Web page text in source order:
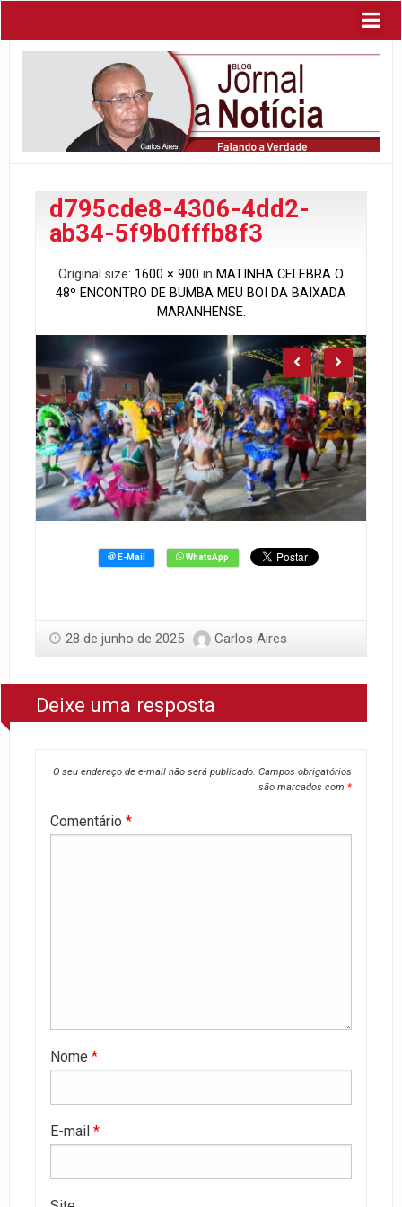
d795cde8-4306-4dd2-
ab34-5f9b0fffb8f3
Original size: 1600 × 900 in MATINHA CELEBRA O
48º ENCONTRO DE BUMBA MEU BOI DA BAIXADA
MARANHENSE.
28 de junho de 2025 Carlos Aires
Deixe uma resposta
O seu endereço de e-mail não será publicado. Campos obrigatórios
são marcados com *
Comentário *
Nome *
E-mail *